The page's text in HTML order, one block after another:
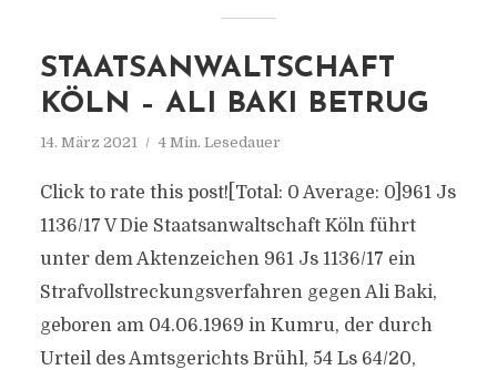
STAATSANWALTSCHAFT
KÖLN – ALI BAKI BETRUG
14. März 2021 4 Min. Lesedauer
Click to rate this post![Total: 0 Average: 0]961 Js
1136/​17 V Die Staatsanwaltschaft Köln führt
unter dem Aktenzeichen 961 Js 1136/​17 ein
Strafvollstreckungsverfahren gegen Ali Baki,
geboren am 04.06.1969 in Kumru, der durch
Urteil des Amtsgerichts Brühl, 54 Ls 64/​20,